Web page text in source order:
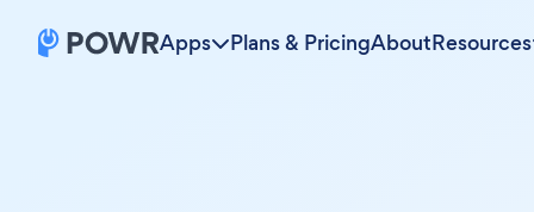
Apps Plans & PricingAboutResources